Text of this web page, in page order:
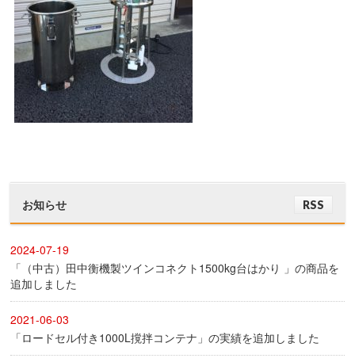
お知らせ RSS
2024-07-19
「（中古）田中衡機製ツインコネクト1500kg台はかり 」の商品を
追加しました
2021-06-03
「ロードセル付き1000L撹拌コンテナ」の実績を追加しました